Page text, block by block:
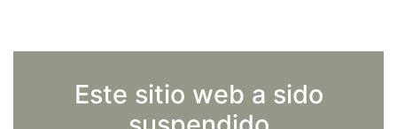
Este sitio web a sido